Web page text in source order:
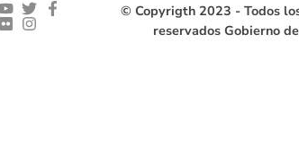
© Copyrigth 2023 - Todos
reservados Gobierno